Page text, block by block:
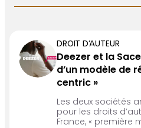
DROIT D’AUTEUR
Deezer et la
d’un modèle de
centric »
Les deux sociétés
pour les droits
France, « première